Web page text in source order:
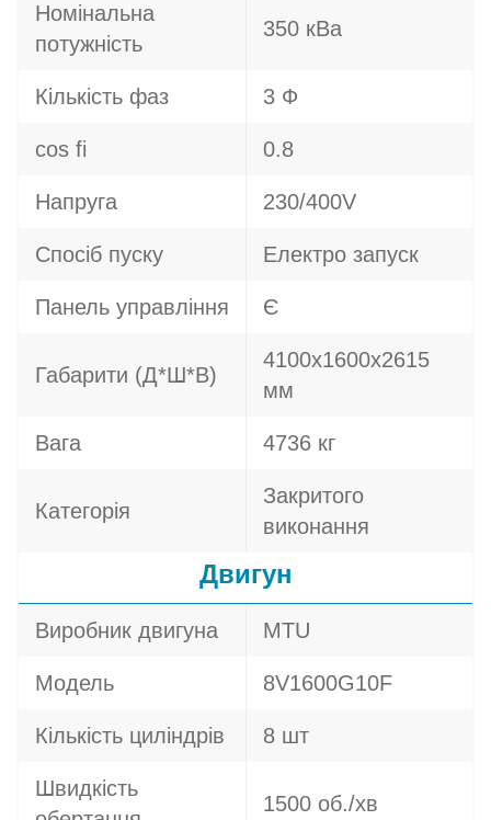
Номінальна
потужність
350 кВа
Кількість фаз 3 Ф
cos fi 0.8
Напруга 230/400V
Спосіб пуску Електро запуск
Панель управління Є
Габарити (Д*Ш*В)
4100х1600х2615
мм
Вага 4736 кг
Категорія
Закритого
виконання
Двигун
Виробник двигуна MTU
Модель 8V1600G10F
Кількість циліндрів 8 шт
Швидкість
1500 об./хв